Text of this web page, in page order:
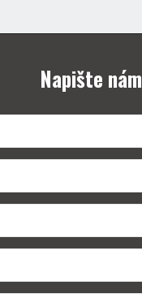
Napište nám